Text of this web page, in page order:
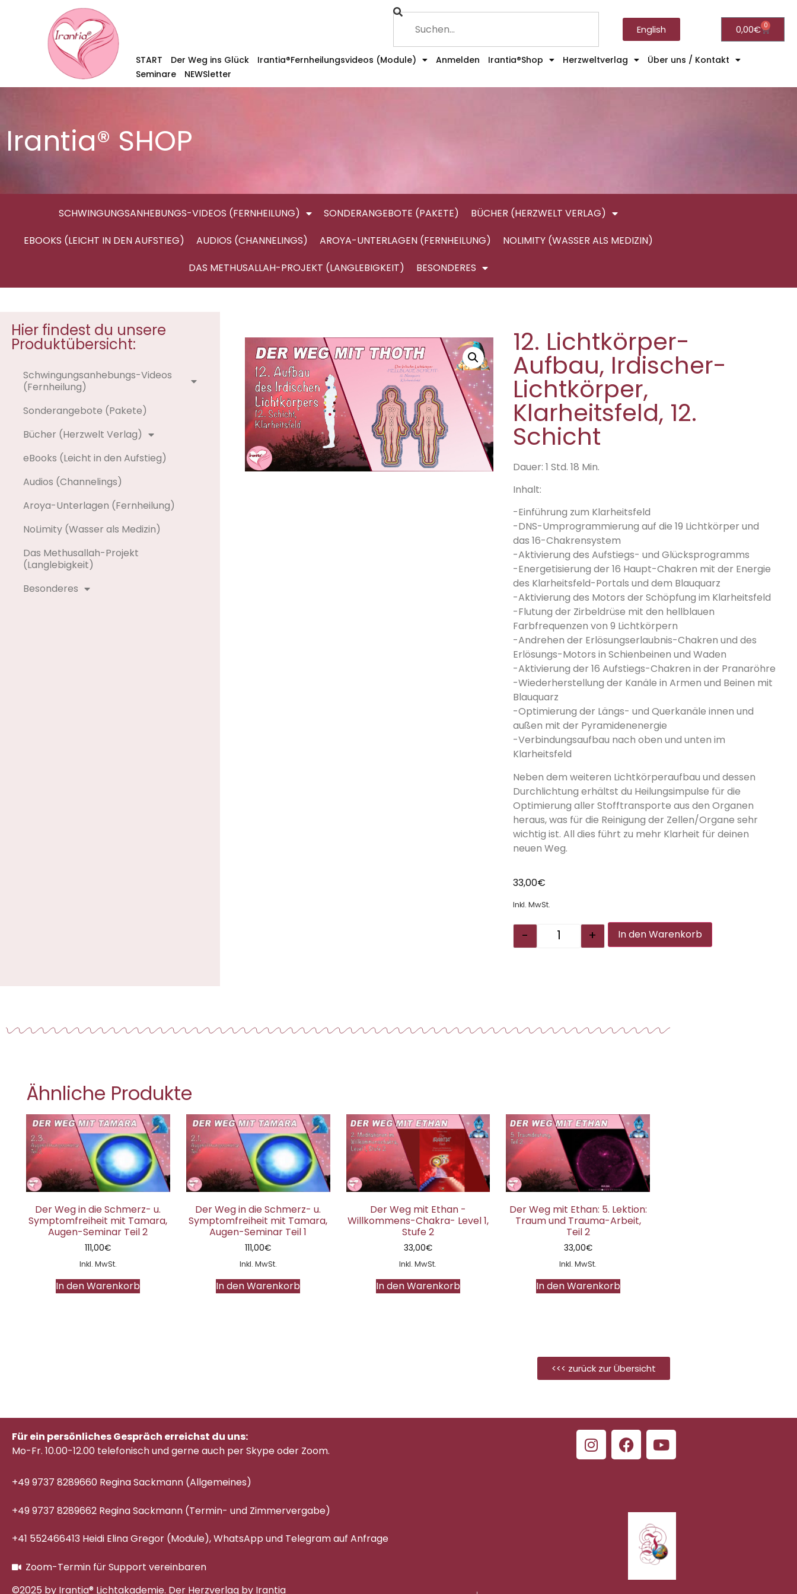
English 0,00€ 0
START Der Weg ins Glück Irantia®Fernheilungsvideos (Module) Anmelden Irantia®Shop Herzweltverlag
Über uns / Kontakt
Seminare
NEWSletter
Irantia® SHOP
SCHWINGUNGSANHEBUNGS-VIDEOS (FERNHEILUNG) SONDERANGEBOTE (PAKETE)
BÜCHER (HERZWELT VERLAG)
EBOOKS (LEICHT IN DEN AUFSTIEG)
AUDIOS (CHANNELINGS) AROYA-UNTERLAGEN (FERNHEILUNG)
NOLIMITY (WASSER ALS MEDIZIN)
DAS METHUSALLAH-PROJEKT (LANGLEBIGKEIT)
BESONDERES
Hier findest du unsere
Produktübersicht:
Schwingungsanhebungs-Videos
(Fernheilung)
Sonderangebote (Pakete)
Bücher (Herzwelt Verlag)
eBooks (Leicht in den Aufstieg)
Audios (Channelings)
Aroya-Unterlagen (Fernheilung)
NoLimity (Wasser als Medizin)
Das Methusallah-Projekt
(Langlebigkeit)
Besonderes
12. Lichtkörper-
Aufbau, Irdischer-
Lichtkörper,
Klarheitsfeld, 12.
Schicht
Dauer: 1 Std. 18 Min.
Inhalt:
-Einführung zum Klarheitsfeld
-DNS-Umprogrammierung auf die 19 Lichtkörper und
das 16-Chakrensystem
-Aktivierung des Aufstiegs- und Glücksprogramms
-Energetisierung der 16 Haupt-Chakren mit der Energie
des Klarheitsfeld-Portals und dem Blauquarz
-Aktivierung des Motors der Schöpfung im Klarheitsfeld
-Flutung der Zirbeldrüse mit den hellblauen
Farbfrequenzen von 9 Lichtkörpern
-Andrehen der Erlösungserlaubnis-Chakren und des
Erlösungs-Motors in Schienbeinen und Waden
-Aktivierung der 16 Aufstiegs-Chakren in der Pranaröhre
-Wiederherstellung der Kanäle in Armen und Beinen mit
Blauquarz
-Optimierung der Längs- und Querkanäle innen und
außen mit der Pyramidenenergie
-Verbindungsaufbau nach oben und unten im
Klarheitsfeld
Neben dem weiteren Lichtkörperaufbau und dessen
Durchlichtung erhältst du Heilungsimpulse für die
Optimierung aller Stofftransporte aus den Organen
heraus, was für die Reinigung der Zellen/Organe sehr
wichtig ist. All dies führt zu mehr Klarheit für deinen
neuen Weg.
33,00€
Inkl. MwSt.
- + In den Warenkorb
Ähnliche Produkte
Der Weg in die Schmerz- u.
Symptomfreiheit mit Tamara,
Augen-Seminar Teil 2
111,00€
Inkl. MwSt.
In den Warenkorb
Der Weg in die Schmerz- u.
Symptomfreiheit mit Tamara,
Augen-Seminar Teil 1
111,00€
Inkl. MwSt.
In den Warenkorb
Der Weg mit Ethan -
Willkommens-Chakra- Level 1,
Stufe 2
33,00€
Inkl. MwSt.
In den Warenkorb
Der Weg mit Ethan: 5. Lektion:
Traum und Trauma-Arbeit,
Teil 2
33,00€
Inkl. MwSt.
In den Warenkorb
<<< zurück zur Übersicht
Für ein persönliches Gespräch erreichst du uns:
Mo-Fr. 10.00-12.00 telefonischund gerne auch per Skype oder Zoom.
+49 9737 8289660 Regina Sackmann (Allgemeines)
+49 9737 8289662 Regina Sackmann (Termin- und Zimmervergabe)
+41 552466413 Heidi Elina Gregor (Module), WhatsApp und Telegram auf Anfrage
Zoom-Termin für Support vereinbaren
©2025 by Irantia® Lichtakademie. Der Herzverlag by Irantia